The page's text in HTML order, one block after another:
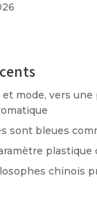
mode, vers une
sont bleues
plastique
chinois